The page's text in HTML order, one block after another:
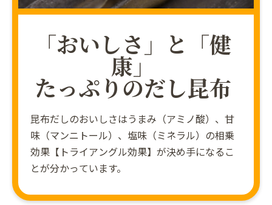
「おいしさ」と「健
康」
たっぷりのだし昆布
昆布だしのおいしさはうまみ（アミノ酸）、甘
味（マンニトール）、塩味（ミネラル）の相乗
効果【トライアングル効果】が決め手になるこ
とが分かっています。